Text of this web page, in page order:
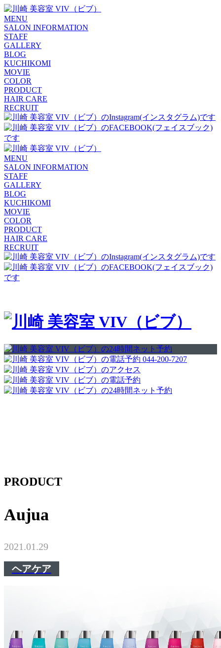
MENU
SALON INFORMATION
STAFF
GALLERY
BLOG
KUCHIKOMI
MOVIE
COLOR
PRODUCT
HAIR CARE
RECRUIT
MENU
SALON INFORMATION
STAFF
GALLERY
BLOG
KUCHIKOMI
MOVIE
COLOR
PRODUCT
HAIR CARE
RECRUIT
044-200-7207
PRODUCT
Aujua
2021.01.29
ヘアケア